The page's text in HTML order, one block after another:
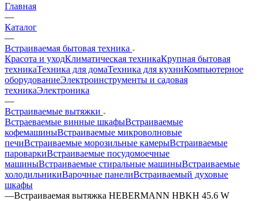
Главная
—
Каталог
—
Встраиваемая бытовая техника
Красота и уходКлиматическая техникаКрупная бытовая
техникаТехника для домаТехника для кухниКомпьютерное
оборудованиеЭлектроинструменты и садовая
техникаЭлектроника
—
Встраиваемые вытяжки
Встраеваемые винные шкафыВстраиваемые
кофемашиныВстраиваемые микроволновые
печиВстраиваемые морозильные камерыВстраиваемые
пароваркиВстраиваемые посудомоечные
машиныВстраиваемые стиральные машиныВстраиваемые
холодильникиВарочные панелиВстраиваемый духовые
шкафы
—Встраиваемая вытяжка HEBERMANN HBKH 45.6 W